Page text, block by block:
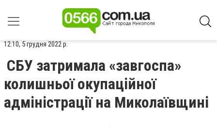
12:10, 5 грудня 2022 р.
СБУ затримала «завгоспа»
колишньої окупаційної
адміністрації на Миколаївщині